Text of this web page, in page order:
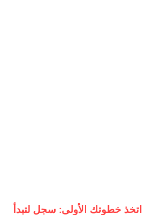
اتخذ خطوتك الأولى: سجل لتبدأ